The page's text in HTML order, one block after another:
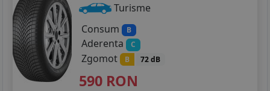
Turisme
Consum
B
Aderenta C
Zgomot B 72 dB
590 RON